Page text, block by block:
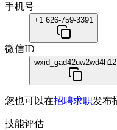
手机号
+1 626-759-3391
微信ID
wxid_gad42uw2wd4h12
您也可以在招聘求职发布
技能评估